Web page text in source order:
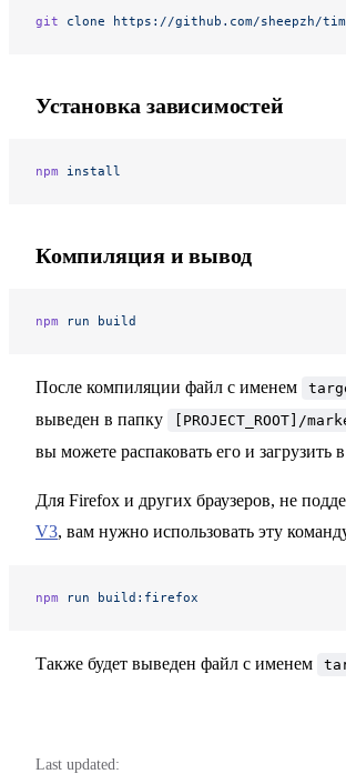
git clone https://github.com/sheepzh/
Установка зависимостей
npm install
Компиляция и вывод
npm run build
После компиляции файл с именем
выведен в папку
[PROJECT_ROOT]/
вы можете распаковать его и загрузить в
Для Firefox и других браузеров, не
V3, вам нужно использовать эту
npm run build:firefox
Также будет выведен файл с именем
Last updated: